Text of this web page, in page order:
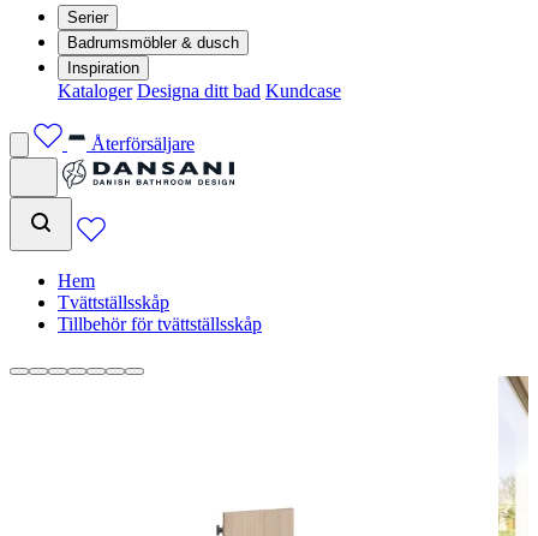
Serier
Badrumsmöbler & dusch
Inspiration
Kataloger Designa ditt bad Kundcase
Återförsäljare
Hem
Tvättställsskåp
Tillbehör för tvättställsskåp